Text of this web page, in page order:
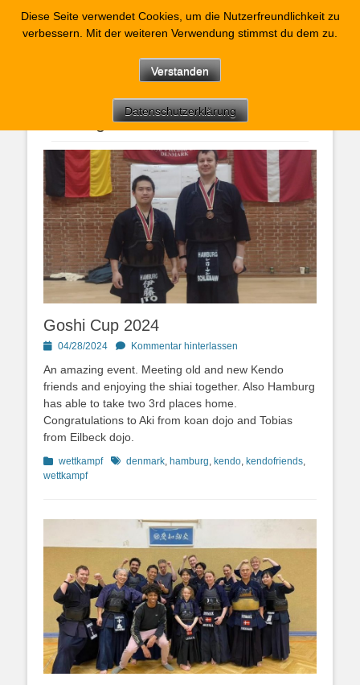
Kendo-Eilbeck
Kendo im TH-Eilbeck Hamburg
Facebook
E-
Mail
YouTube
Schlagwort:denmark
Goshi Cup 2024
Posted04/28/2024 Kommentar hinterlassen
An amazing event. Meeting old and new Kendo
friends and enjoying the shiai together. Also Hamburg
has able to take two 3rd places home.
Congratulations to Aki from koan dojo and Tobias
from Eilbeck dojo.
Kategorien
wettkampf Schlagworte
denmark, hamburg, kendo, kendofriends,
wettkampf
Diese Seite verwendet Cookies, um die Nutzerfreundlichkeit zu
verbessern. Mit der weiteren Verwendung stimmst du dem zu.
Verstanden
Datenschutzerklärung